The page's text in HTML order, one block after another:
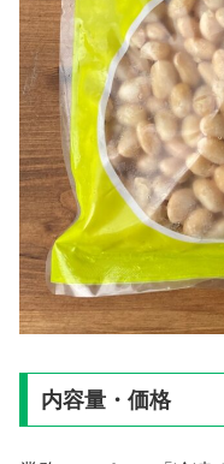
内容量・価格